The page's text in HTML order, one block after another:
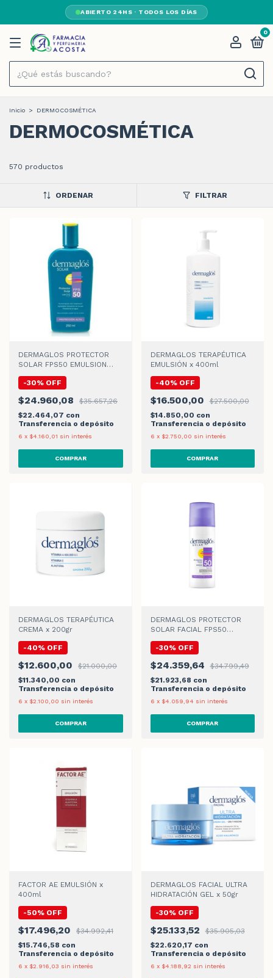
ABIERTO 24HS · TODOS LOS DÍAS
0
Inicio > DERMOCOSMÉTICA
DERMOCOSMÉTICA
570 productos
ORDENAR FILTRAR
DERMAGLOS PROTECTOR
SOLAR FPS50 EMULSION
-30% OFF
$24.960,08
$35.657,26
$22.464,07 con
Transferencia o depósito
6 x $4.160,01 sin interés
DERMAGLOS TERAPÉUTICA
EMULSIÓN x 400ml
-40% OFF
$16.500,00
$27.500,00
$14.850,00 con
Transferencia o depósito
6 x $2.750,00 sin interés
DERMAGLOS TERAPÉUTICA
CREMA x 200gr
-40% OFF
$12.600,00
$21.000,00
$11.340,00 con
Transferencia o depósito
6 x $2.100,00 sin interés
DERMAGLOS PROTECTOR
SOLAR FACIAL FPS50
-30% OFF
$24.359,64
$34.799,49
$21.923,68 con
Transferencia o depósito
6 x $4.059,94 sin interés
FACTOR AE EMULSIÓN x
400ml
-50% OFF
$17.496,20
$34.992,41
$15.746,58 con
Transferencia o depósito
6 x $2.916,03 sin interés
DERMAGLOS FACIAL ULTRA
HIDRATACIÓN GEL x 50gr
-30% OFF
$25.133,52
$35.905,03
$22.620,17 con
Transferencia o depósito
6 x $4.188,92 sin interés